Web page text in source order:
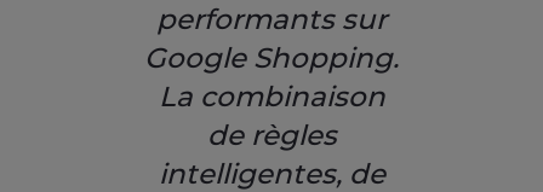
performants sur
Google Shopping.
La combinaison
de règles
intelligentes, de